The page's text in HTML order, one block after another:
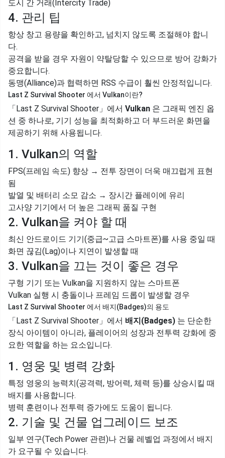
도시 간 거래(Intercity Trade)
4. 관리 팁
항상 창고 용량을 확인하고, 넘치지 않도록 조절해야 합니
다.
공격을 받을 경우 자원이 약탈당할 수 있으므로 방어 강화가
중요합니다.
동맹(Alliance)과 협력하면 RSS 수급이 훨씬 안정적입니다.
Last Z Survival Shooter 에서 Vulkan이란?
「Last Z Survival Shooter」에서 Vulkan 은 그래픽 엔진 옵
션 중 하나로, 기기 성능을 최적화하고 더 부드러운 화면을
제공하기 위해 사용됩니다.
1. Vulkan의 역할
FPS(프레임 속도) 향상 → 전투 장면이 더욱 매끄럽게 표현
됨
발열 및 배터리 소모 감소 → 장시간 플레이에 유리
고사양 기기에서 더 높은 그래픽 품질 구현
2. Vulkan을 켜야 할 때
최신 안드로이드 기기(중급~고급 스마트폰)를 사용 중일 때
화면 끊김(Lag)이나 지연이 발생할 때
3. Vulkan을 끄는 것이 좋은 경우
구형 기기 또는 Vulkan을 지원하지 않는 스마트폰
Vulkan 실행 시 충돌이나 프레임 드롭이 발생할 경우
Last Z Survival Shooter 에서 배지(Badges)의 용도
「Last Z Survival Shooter」에서 배지(Badges) 는 단순한
장식 아이템이 아니라, 플레이어의 성장과 전투력 강화에 중
요한 역할을 하는 요소입니다.
1. 영웅 및 병력 강화
특정 영웅의 능력치(공격력, 방어력, 체력 등)를 상승시킬 때
배지를 사용합니다.
병력 훈련이나 전투력 증가에도 도움이 됩니다.
2. 기술 및 건물 업그레이드 보조
일부 연구(Tech Power 관련)나 건물 레벨업 과정에서 배지
가 요구될 수 있습니다.